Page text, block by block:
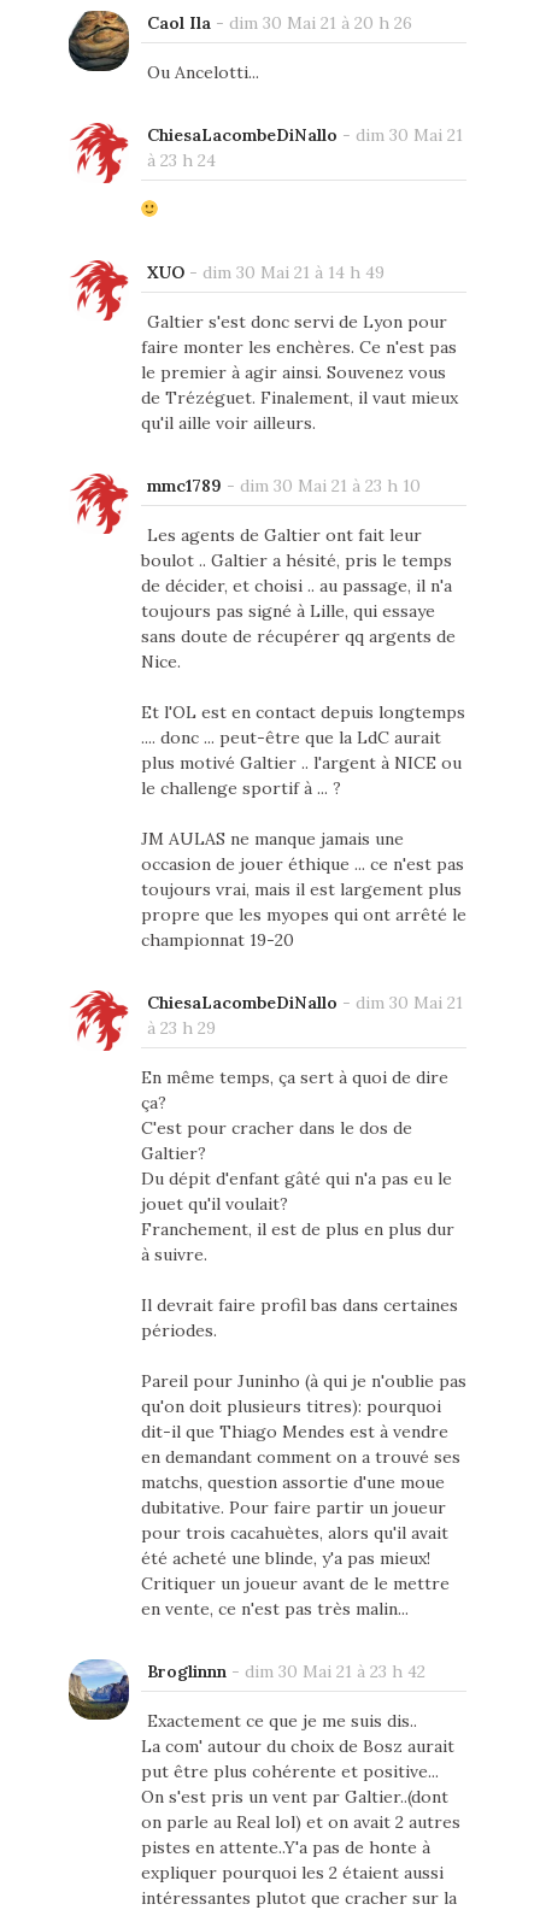
Caol Ila- dim 30 Mai 21 à 20 h 26
Ou Ancelotti...
ChiesaLacombeDiNallo - dim 30 Mai 21
à 23 h 24
XUO- dim 30 Mai 21 à 14 h 49
Galtier s'est donc servi de Lyon pour
faire monter les enchères. Ce n'est pas
le premier à agir ainsi. Souvenez vous
de Trézéguet. Finalement, il vaut mieux
qu'il aille voir ailleurs.
mmc1789 - dim 30 Mai 21 à 23 h 10
Les agents de Galtier ont fait leur
boulot .. Galtier a hésité, pris le temps
de décider, et choisi .. au passage, il n'a
toujours pas signé à Lille, qui essaye
sans doute de récupérer qq argents de
Nice.
Et l'OL est en contact depuis longtemps
.... donc ... peut-être que la LdC aurait
plus motivé Galtier .. l'argent à NICE ou
le challenge sportif à ... ?
JM AULAS ne manque jamais une
occasion de jouer éthique ... ce n'est pas
toujours vrai, mais il est largement plus
propre que les myopes qui ont arrêté le
championnat 19-20
ChiesaLacombeDiNallo - dim 30 Mai 21
à 23 h 29
En même temps, ça sert à quoi de dire
ça?
C'est pour cracher dans le dos de
Galtier?
Du dépit d'enfant gâté qui n'a pas eu le
jouet qu'il voulait?
Franchement, il est de plus en plus dur
à suivre.
Il devrait faire profil bas dans certaines
périodes.
Pareil pour Juninho (à qui je n'oublie pas
qu'on doit plusieurs titres): pourquoi
dit-il que Thiago Mendes est à vendre
en demandant comment on a trouvé ses
matchs, question assortie d'une moue
dubitative. Pour faire partir un joueur
pour trois cacahuètes, alors qu'il avait
été acheté une blinde, y'a pas mieux!
Critiquer un joueur avant de le mettre
en vente, ce n'est pas très malin...
Broglinnn- dim 30 Mai 21 à 23 h 42
Exactement ce que je me suis dis..
La com' autour du choix de Bosz aurait
put être plus cohérente et positive...
On s'est pris un vent par Galtier..(dont
on parle au Real lol) et on avait 2 autres
pistes en attente..Y'a pas de honte à
expliquer pourquoi les 2 étaient aussi
intéressantes plutot que cracher sur la